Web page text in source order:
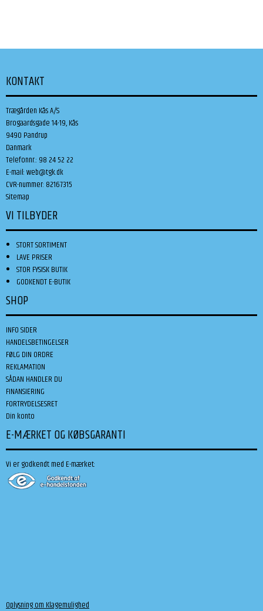
KONTAKT
Trægården Kås A/S
Brogaardsgade 14-19, Kås
9490 Pandrup
Danmark
Telefonnr.: 98 24 52 22
E-mail:web@tgk.dk
CVR-nummer: 82167315
Sitemap
VI TILBYDER
STORT SORTIMENT
LAVE PRISER
STOR FYSISK BUTIK
GODKENDT E-BUTIK
SHOP
INFO SIDER
HANDELSBETINGELSER
FØLG DIN ORDRE
REKLAMATION
SÅDAN HANDLER DU
FINANSIERING
FORTRYDELSESRET
Din konto
E-MÆRKET OG KØBSGARANTI
Vi er godkendt med E-mærket:
Oplysning om Klagemulighed